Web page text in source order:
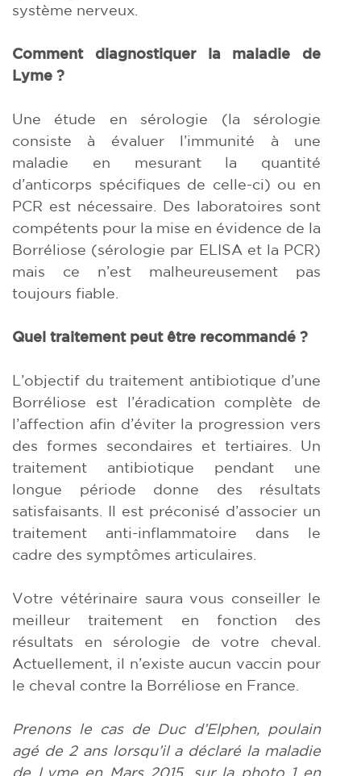
système nerveux.
Comment diagnostiquer la maladie de
Lyme ?
Une étude en sérologie (la sérologie
consiste à évaluer l’immunité à une
maladie en mesurant la quantité
d’anticorps spécifiques de celle-ci) ou en
PCR est nécessaire. Des laboratoires sont
compétents pour la mise en évidence de la
Borréliose (sérologie par ELISA et la PCR)
mais ce n’est malheureusement pas
toujours fiable.
Quel traitement peut être recommandé ?
L’objectif du traitement antibiotique d’une
Borréliose est l’éradication complète de
l’affection afin d’éviter la progression vers
des formes secondaires et tertiaires. Un
traitement antibiotique pendant une
longue période donne des résultats
satisfaisants. Il est préconisé d’associer un
traitement anti-inflammatoire dans le
cadre des symptômes articulaires.
Votre vétérinaire saura vous conseiller le
meilleur traitement en fonction des
résultats en sérologie de votre cheval.
Actuellement, il n’existe aucun vaccin pour
le cheval contre la Borréliose en France.
Prenons le cas de Duc d’Elphen, poulain
agé de 2 ans lorsqu’il a déclaré la maladie
de Lyme en Mars 2015, sur la photo 1 en